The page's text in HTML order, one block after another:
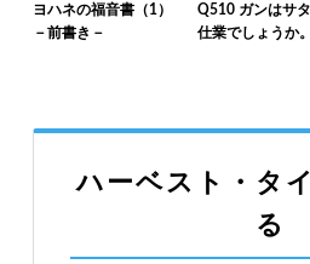
ヨハネの福音書（1）
－前書き－
Q510 ガンはサ
仕業でしょうか。
ハーベスト・タ
る